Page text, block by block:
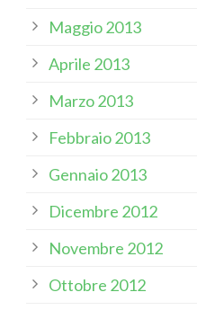
Maggio 2013
Aprile 2013
Marzo 2013
Febbraio 2013
Gennaio 2013
Dicembre 2012
Novembre 2012
Ottobre 2012